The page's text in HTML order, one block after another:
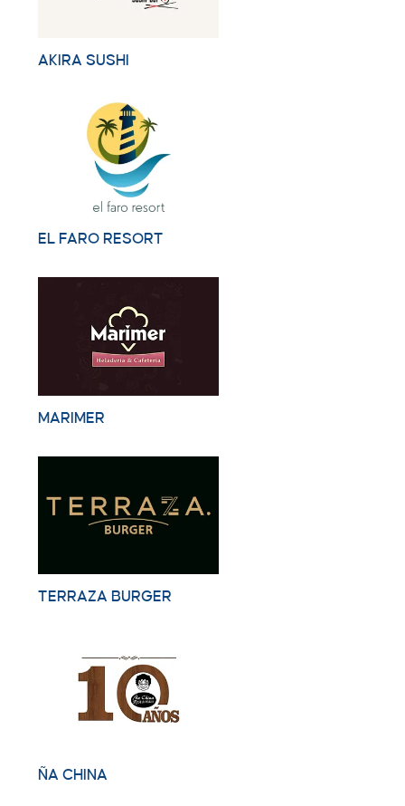
AKIRA SUSHI
EL FARO RESORT
MARIMER
TERRAZA BURGER
ÑA CHINA